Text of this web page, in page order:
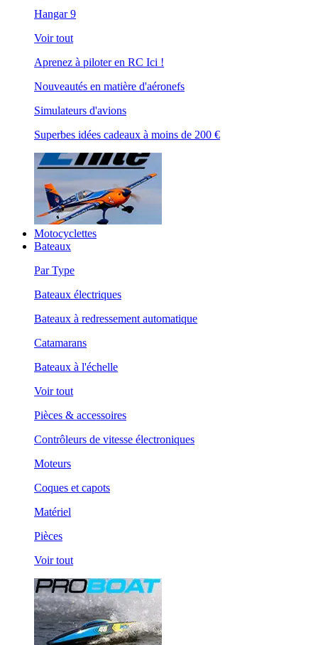
Hangar 9
Voir tout
Aprenez à piloter en RC Ici !
Nouveautés en matière d'aéronefs
Simulateurs d'avions
Superbes idées cadeaux à moins de 200 €
Motocyclettes
Bateaux
Par Type
Bateaux électriques
Bateaux à redressement automatique
Catamarans
Bateaux à l'échelle
Voir tout
Pièces & accessoires
Contrôleurs de vitesse électroniques
Moteurs
Coques et capots
Matériel
Pièces
Voir tout